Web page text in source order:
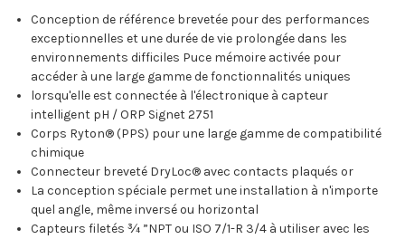
Conception de référence brevetée pour des performances
exceptionnelles et une durée de vie prolongée dans les
environnements difficiles Puce mémoire activée pour
accéder à une large gamme de fonctionnalités uniques
lorsqu'elle est connectée à l'électronique à capteur
intelligent pH / ORP Signet 2751
Corps Ryton® (PPS) pour une large gamme de compatibilité
chimique
Connecteur breveté DryLoc® avec contacts plaqués or
La conception spéciale permet une installation à n'importe
quel angle, même inversé ou horizontal
Capteurs filetés ¾ ”NPT ou ISO 7/1-R 3/4 à utiliser avec les